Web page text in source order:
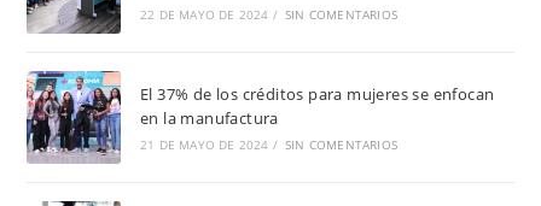
22 DE MAYO DE 2024 / SIN COMENTARIOS
El 37% de los créditos para mujeres se enfocan
en la manufactura
21 DE MAYO DE 2024 / SIN COMENTARIOS